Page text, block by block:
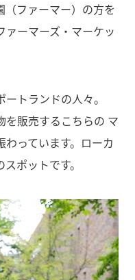
（ファーマー）の方を
ーマーズ・マーケッ
トランドの人々。
を販売するこちらの マ
っています。ローカ
ポットです。